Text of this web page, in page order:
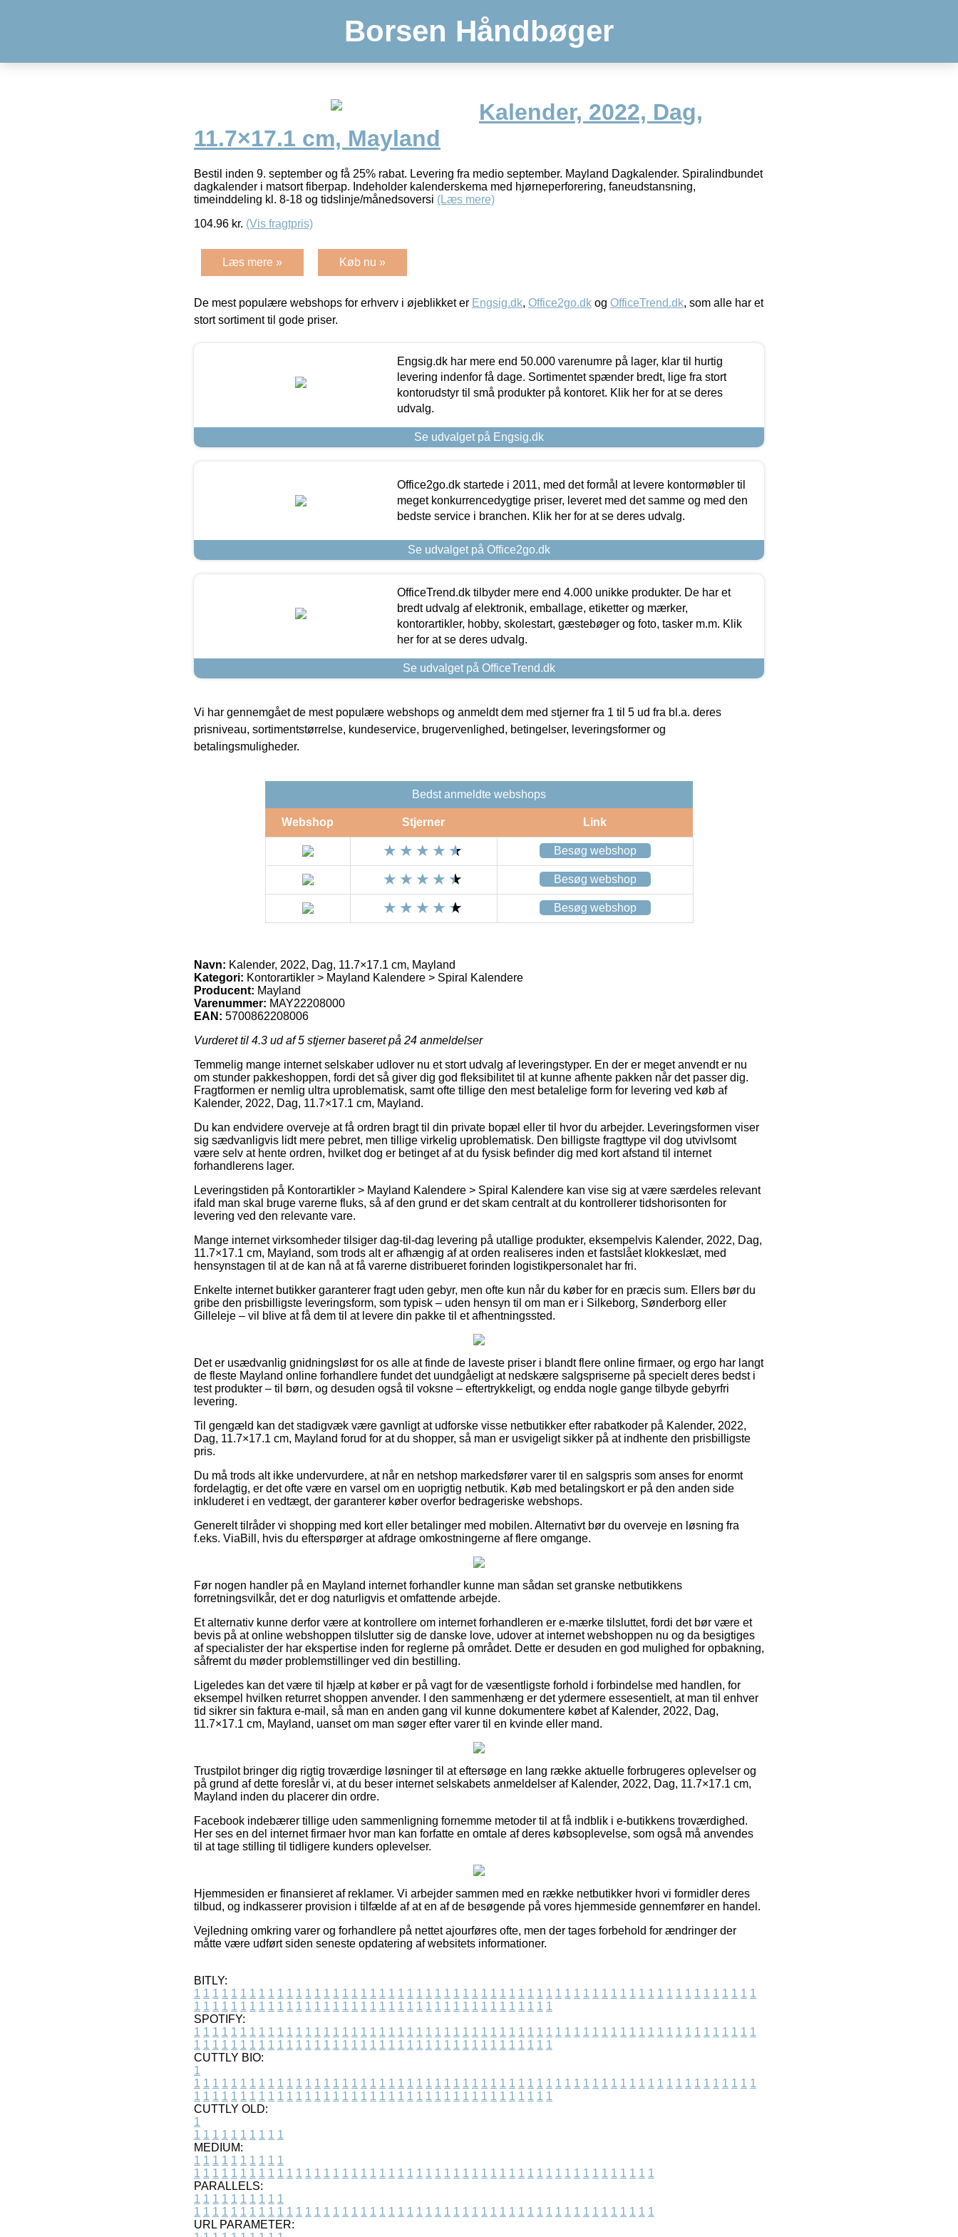
Borsen Håndbøger
Kalender, 2022, Dag,
11.7×17.1 cm, Mayland
Bestil inden 9. september og få 25% rabat. Levering fra medio september. Mayland Dagkalender. Spiralindbundet
dagkalender i matsort fiberpap. Indeholder kalenderskema med hjørneperforering, faneudstansning,
timeinddeling kl. 8-18 og tidslinje/månedsoversi (Læs mere)
104.96 kr. (Vis fragtpris)
Læs mere » Køb nu »
De mest populære webshops for erhverv i øjeblikket er Engsig.dk, Office2go.dk og OfficeTrend.dk, som alle har et
stort sortiment til gode priser.
Engsig.dk har mere end 50.000 varenumre på lager, klar til hurtig
levering indenfor få dage. Sortimentet spænder bredt, lige fra stort
kontorudstyr til små produkter på kontoret. Klik her for at se deres
udvalg.
Se udvalget på Engsig.dk
Office2go.dk startede i 2011, med det formål at levere kontormøbler til
meget konkurrencedygtige priser, leveret med det samme og med den
bedste service i branchen. Klik her for at se deres udvalg.
Se udvalget på Office2go.dk
OfficeTrend.dk tilbyder mere end 4.000 unikke produkter. De har et
bredt udvalg af elektronik, emballage, etiketter og mærker,
kontorartikler, hobby, skolestart, gæstebøger og foto, tasker m.m. Klik
her for at se deres udvalg.
Se udvalget på OfficeTrend.dk
Vi har gennemgået de mest populære webshops og anmeldt dem med stjerner fra 1 til 5 ud fra bl.a. deres
prisniveau, sortimentstørrelse, kundeservice, brugervenlighed, betingelser, leveringsformer og
betalingsmuligheder.
Bedst anmeldte webshops
Webshop Stjerner Link
Besøg webshop
Besøg webshop
Besøg webshop
Navn: Kalender, 2022, Dag, 11.7×17.1 cm, Mayland
Kategori: Kontorartikler > Mayland Kalendere > Spiral Kalendere
Producent: Mayland
Varenummer: MAY22208000
EAN: 5700862208006
Vurderet til 4.3 ud af 5 stjerner baseret på 24 anmeldelser
Temmelig mange internet selskaber udlover nu et stort udvalg af leveringstyper. En der er meget anvendt er nu
om stunder pakkeshoppen, fordi det så giver dig god fleksibilitet til at kunne afhente pakken når det passer dig.
Fragtformen er nemlig ultra uproblematisk, samt ofte tillige den mest betalelige form for levering ved køb af
Kalender, 2022, Dag, 11.7×17.1 cm, Mayland.
Du kan endvidere overveje at få ordren bragt til din private bopæl eller til hvor du arbejder. Leveringsformen viser
sig sædvanligvis lidt mere pebret, men tillige virkelig uproblematisk. Den billigste fragttype vil dog utvivlsomt
være selv at hente ordren, hvilket dog er betinget af at du fysisk befinder dig med kort afstand til internet
forhandlerens lager.
Leveringstiden på Kontorartikler > Mayland Kalendere > Spiral Kalendere kan vise sig at være særdeles relevant
ifald man skal bruge varerne fluks, så af den grund er det skam centralt at du kontrollerer tidshorisonten for
levering ved den relevante vare.
Mange internet virksomheder tilsiger dag-til-dag levering på utallige produkter, eksempelvis Kalender, 2022, Dag,
11.7×17.1 cm, Mayland, som trods alt er afhængig af at orden realiseres inden et fastslået klokkeslæt, med
hensynstagen til at de kan nå at få varerne distribueret forinden logistikpersonalet har fri.
Enkelte internet butikker garanterer fragt uden gebyr, men ofte kun når du køber for en præcis sum. Ellers bør du
gribe den prisbilligste leveringsform, som typisk – uden hensyn til om man er i Silkeborg, Sønderborg eller
Gilleleje – vil blive at få dem til at levere din pakke til et afhentningssted.
Det er usædvanlig gnidningsløst for os alle at finde de laveste priser i blandt flere online firmaer, og ergo har langt
de fleste Mayland online forhandlere fundet det uundgåeligt at nedskære salgspriserne på specielt deres bedst i
test produkter – til børn, og desuden også til voksne – eftertrykkeligt, og endda nogle gange tilbyde gebyrfri
levering.
Til gengæld kan det stadigvæk være gavnligt at udforske visse netbutikker efter rabatkoder på Kalender, 2022,
Dag, 11.7×17.1 cm, Mayland forud for at du shopper, så man er usvigeligt sikker på at indhente den prisbilligste
pris.
Du må trods alt ikke undervurdere, at når en netshop markedsfører varer til en salgspris som anses for enormt
fordelagtig, er det ofte være en varsel om en uoprigtig netbutik. Køb med betalingskort er på den anden side
inkluderet i en vedtægt, der garanterer køber overfor bedrageriske webshops.
Generelt tilråder vi shopping med kort eller betalinger med mobilen. Alternativt bør du overveje en løsning fra
f.eks. ViaBill, hvis du efterspørger at afdrage omkostningerne af flere omgange.
Før nogen handler på en Mayland internet forhandler kunne man sådan set granske netbutikkens
forretningsvilkår, det er dog naturligvis et omfattende arbejde.
Et alternativ kunne derfor være at kontrollere om internet forhandleren er e-mærke tilsluttet, fordi det bør være et
bevis på at online webshoppen tilslutter sig de danske love, udover at internet webshoppen nu og da besigtiges
af specialister der har ekspertise inden for reglerne på området. Dette er desuden en god mulighed for opbakning,
såfremt du møder problemstillinger ved din bestilling.
Ligeledes kan det være til hjælp at køber er på vagt for de væsentligste forhold i forbindelse med handlen, for
eksempel hvilken returret shoppen anvender. I den sammenhæng er det ydermere essesentielt, at man til enhver
tid sikrer sin faktura e-mail, så man en anden gang vil kunne dokumentere købet af Kalender, 2022, Dag,
11.7×17.1 cm, Mayland, uanset om man søger efter varer til en kvinde eller mand.
Trustpilot bringer dig rigtig troværdige løsninger til at eftersøge en lang række aktuelle forbrugeres oplevelser og
på grund af dette foreslår vi, at du beser internet selskabets anmeldelser af Kalender, 2022, Dag, 11.7×17.1 cm,
Mayland inden du placerer din ordre.
Facebook indebærer tillige uden sammenligning fornemme metoder til at få indblik i e-butikkens troværdighed.
Her ses en del internet firmaer hvor man kan forfatte en omtale af deres købsoplevelse, som også må anvendes
til at tage stilling til tidligere kunders oplevelser.
Hjemmesiden er finansieret af reklamer. Vi arbejder sammen med en række netbutikker hvori vi formidler deres
tilbud, og indkasserer provision i tilfælde af at en af de besøgende på vores hjemmeside gennemfører en handel.
Vejledning omkring varer og forhandlere på nettet ajourføres ofte, men der tages forbehold for ændringer der
måtte være udført siden seneste opdatering af websitets informationer.
BITLY:
1 1 1 1 1 1 1 1 1 1 1 1 1 1 1 1 1 1 1 1 1 1 1 1 1 1 1 1 1 1 1 1 1 1 1 1 1 1 1 1 1 1 1 1 1 1 1 1 1 1 1 1 1 1 1 1 1 1 1 1 1
1 1 1 1 1 1 1 1 1 1 1 1 1 1 1 1 1 1 1 1 1 1 1 1 1 1 1 1 1 1 1 1 1 1 1 1 1 1 1
SPOTIFY:
1 1 1 1 1 1 1 1 1 1 1 1 1 1 1 1 1 1 1 1 1 1 1 1 1 1 1 1 1 1 1 1 1 1 1 1 1 1 1 1 1 1 1 1 1 1 1 1 1 1 1 1 1 1 1 1 1 1 1 1 1
1 1 1 1 1 1 1 1 1 1 1 1 1 1 1 1 1 1 1 1 1 1 1 1 1 1 1 1 1 1 1 1 1 1 1 1 1 1 1
CUTTLY BIO:
1
1 1 1 1 1 1 1 1 1 1 1 1 1 1 1 1 1 1 1 1 1 1 1 1 1 1 1 1 1 1 1 1 1 1 1 1 1 1 1 1 1 1 1 1 1 1 1 1 1 1 1 1 1 1 1 1 1 1 1 1 1
1 1 1 1 1 1 1 1 1 1 1 1 1 1 1 1 1 1 1 1 1 1 1 1 1 1 1 1 1 1 1 1 1 1 1 1 1 1 1
CUTTLY OLD:
1
1 1 1 1 1 1 1 1 1 1
MEDIUM:
1 1 1 1 1 1 1 1 1 1
1 1 1 1 1 1 1 1 1 1 1 1 1 1 1 1 1 1 1 1 1 1 1 1 1 1 1 1 1 1 1 1 1 1 1 1 1 1 1 1 1 1 1 1 1 1 1 1 1 1
PARALLELS:
1 1 1 1 1 1 1 1 1 1
1 1 1 1 1 1 1 1 1 1 1 1 1 1 1 1 1 1 1 1 1 1 1 1 1 1 1 1 1 1 1 1 1 1 1 1 1 1 1 1 1 1 1 1 1 1 1 1 1 1
URL PARAMETER: